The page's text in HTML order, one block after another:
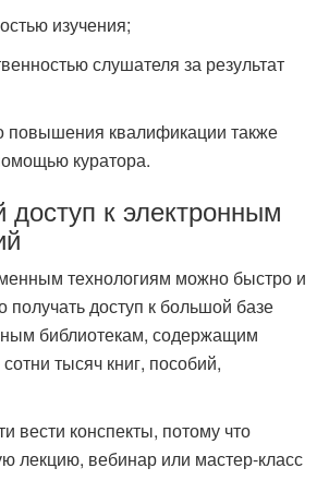
изучения;
слушателя за результат
повышения квалификации также
куратора.
к электронным
технологиям можно быстро и
получать доступ к большой базе
библиотекам, содержащим
тысяч книг, пособий,
вести конспекты, потому что
лекцию, вебинар или мастер-класс